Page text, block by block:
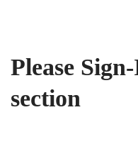
Please
section